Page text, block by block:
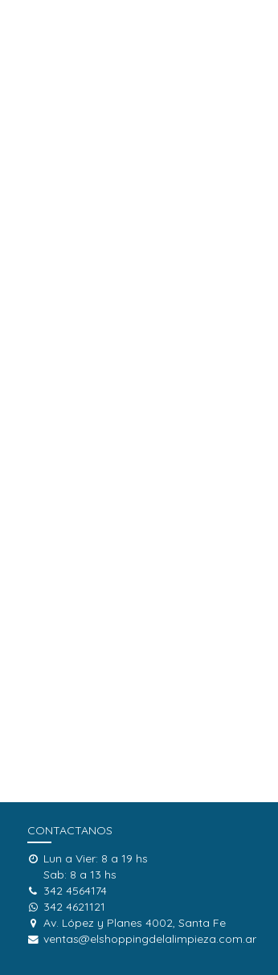
CONTACTANOS
Lun a Vier: 8 a 19 hs
Sab: 8 a 13 hs
342 4564174
342 4621121
Av. López y Planes 4002, Santa Fe
ventas@elshoppingdelalimpieza.com.ar